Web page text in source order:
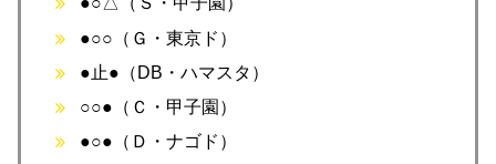
●○○（Ｇ・東京ド）
●止●（DB・ハマスタ）
○○●（Ｃ・甲子園）
●○●（Ｄ・ナゴド）